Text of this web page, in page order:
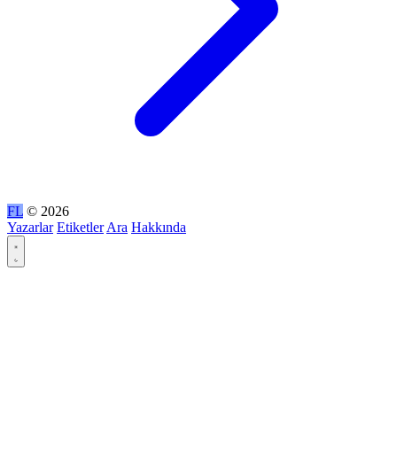
FL © 2026
Yazarlar Etiketler Ara Hakkında